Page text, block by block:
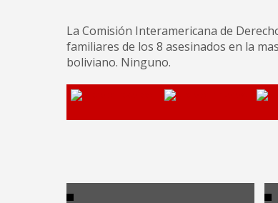
La Comisión Interamericana de
familiares de los 8 asesinados en la
boliviano. Ninguno.